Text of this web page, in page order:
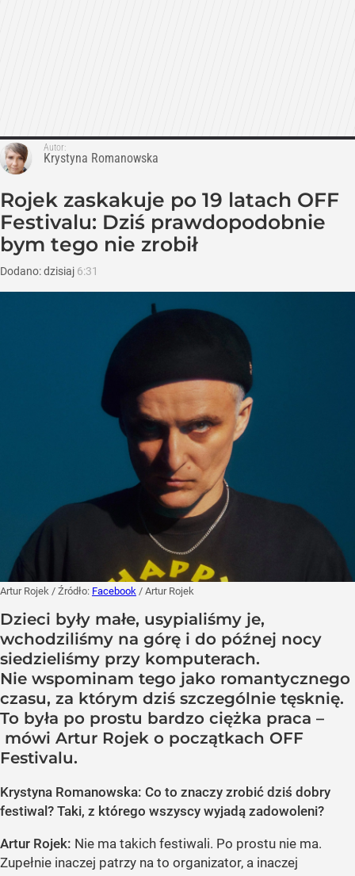
Autor:
Krystyna Romanowska
Rojek zaskakuje po 19 latach OFF
Festivalu: Dziś prawdopodobnie
bym tego nie zrobił
Dodano:dzisiaj 6:31
Artur Rojek / Źródło: Facebook / Artur Rojek
Dzieci były małe, usypialiśmy je,
wchodziliśmy na górę i do późnej nocy
siedzieliśmy przy komputerach.
Nie wspominam tego jako romantycznego
czasu, za którym dziś szczególnie tęsknię.
To była po prostu bardzo ciężka praca –
mówi Artur Rojek o początkach OFF
Festivalu.
Krystyna Romanowska: Co to znaczy zrobić dziś dobry
festiwal? Taki, z którego wszyscy wyjadą zadowoleni?
Artur Rojek: Nie ma takich festiwali. Po prostu nie ma.
Zupełnie inaczej patrzy na to organizator, a inaczej